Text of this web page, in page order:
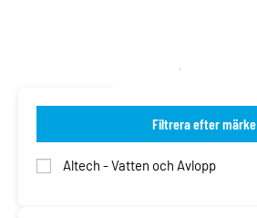
Filtrera efter märke
Altech - Vatten och Avlopp